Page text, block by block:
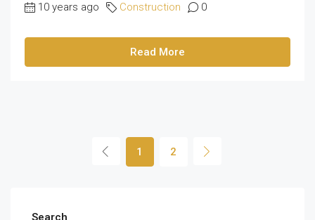
10 years ago Construction 0
Read More
1 2
Search